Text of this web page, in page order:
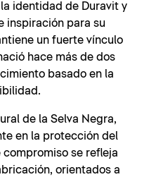
identidad de Duravit y
inspiración para su
un fuerte vínculo
hace más de dos
basado en la
de la Selva Negra,
en la protección del
compromiso se refleja
orientados a